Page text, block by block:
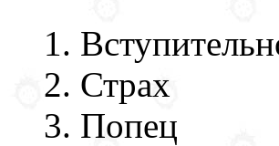
Страх
Попец